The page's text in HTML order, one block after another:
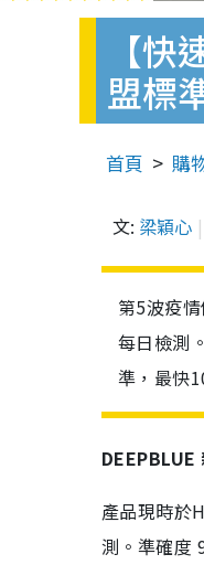
【
盟標
首頁 購
文: 梁穎心
第5波疫
每日檢測
準，最快
產品現時於
測。準確度